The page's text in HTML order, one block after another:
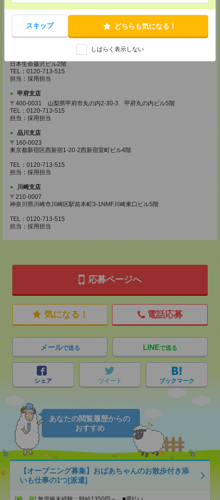
スキップ どちらも気になる！
しばらく表示しない
神奈川県厚木市旭町1-2-1 日本生命本厚木ビル7階
TEL：0120-713-515
担当：採用担当
藤沢支店
神奈川県藤沢市鵠沼石上1丁目5番2号
日本生命藤沢ビル2階
TEL：0120-713-515
担当：採用担当
甲府支店
〒400-0031 山梨県甲府市丸の内2-30-3 甲府丸の内ビル5階
TEL：0120-713-515
担当：採用担当
品川支店
〒160-0023
東京都新宿区西新宿1-20-2西新宿室町ビル4階
TEL：0120-713-515
担当：採用担当
川崎支店
〒210-0007
神奈川県川崎市川崎区駅前本町3-1NMF川崎東口ビル5階
TEL：0120-713-515
担当：採用担当
応募ページへ
気になる！ 電話応募
メールで送る LINEで送る
シェア ツイート ブックマーク
あなたの閲覧履歴からの
おすすめ
【オープニング募集】おばあちゃんのお散歩付き添
いも仕事の1つ[派遣]